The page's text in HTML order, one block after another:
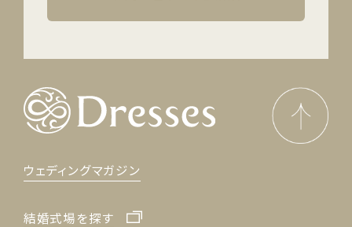
ウェディングマガジン
結婚式場を探す